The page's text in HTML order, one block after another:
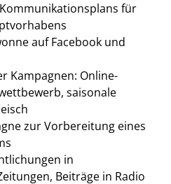
für
auf Facebook und
Kampagnen: Online-
saisonale
zur Vorbereitung eines
in
Beiträge in Radio